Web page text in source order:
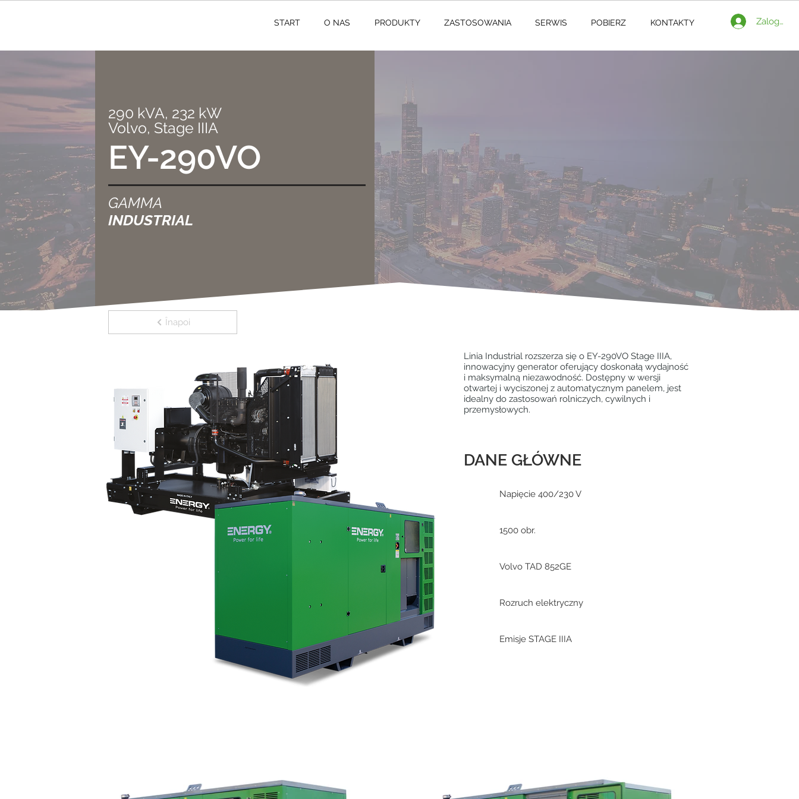
START O NAS PRODUKTY ZASTOSOWANIA SERWIS POBIERZ KONTAKTY Zaloguj
290 kVA, 232 kW
Volvo, Stage IIIA
EY-290VO
GAMMA
INDUSTRIAL
Înapoi
Linia Industrial rozszerza się o EY-290VO Stage IIIA,
innowacyjny generator oferujący doskonałą wydajność
i maksymalną niezawodność. Dostępny w wersji
otwartej i wyciszonej z automatycznym panelem, jest
idealny do zastosowań rolniczych, cywilnych i
przemysłowych.
DANE GŁÓWNE
Napięcie 400/230 V
1500 obr.
Volvo TAD 852GE
Rozruch elektryczny
Emisje STAGE IIIA